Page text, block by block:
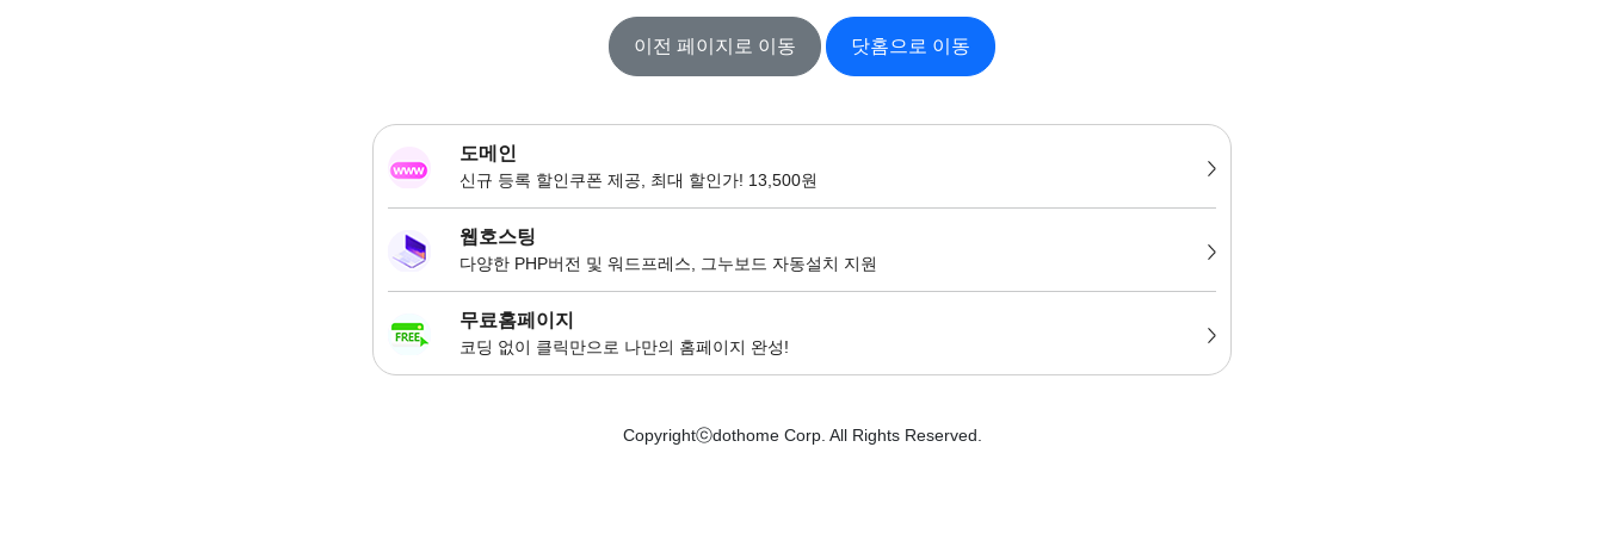
이전 페이지로 이동 닷홈으로 이동
도메인
신규 등록 할인쿠폰 제공, 최대 할인가! 13,500원
웹호스팅
다양한 PHP버전 및 워드프레스, 그누보드 자동설치 지원
무료홈페이지
코딩 없이 클릭만으로 나만의 홈페이지 완성!
Copyrightⓒdothome Corp. All Rights Reserved.